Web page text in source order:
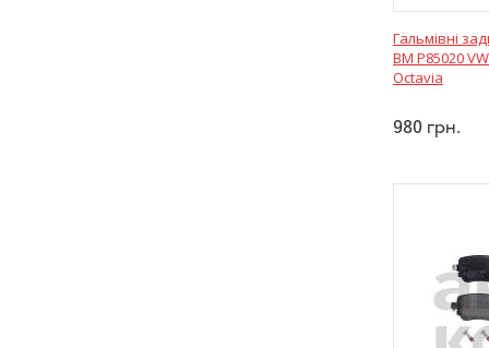
Гальмівні
BM P85020
Octavia
980 грн.